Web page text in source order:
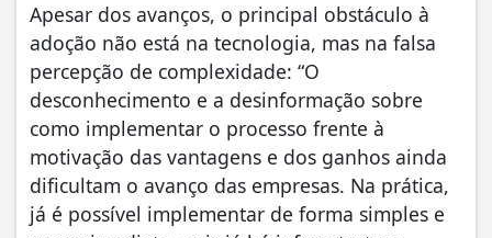
Apesar dos avanços, o principal obstáculo à
adoção não está na tecnologia, mas na falsa
percepção de complexidade: “O
desconhecimento e a desinformação sobre
como implementar o processo frente à
motivação das vantagens e dos ganhos ainda
dificultam o avanço das empresas. Na prática,
já é possível implementar de forma simples e